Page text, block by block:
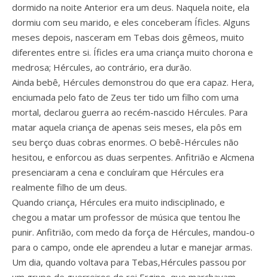
dormido na noite Anterior era um deus. Naquela noite, ela
dormiu com seu marido, e eles conceberam Íficles. Alguns
meses depois, nasceram em Tebas dois gêmeos, muito
diferentes entre si. Íficles era uma criança muito chorona e
medrosa; Hércules, ao contrário, era durão.
Ainda bebê, Hércules demonstrou do que era capaz. Hera,
enciumada pelo fato de Zeus ter tido um filho com uma
mortal, declarou guerra ao recém-nascido Hércules. Para
matar aquela criança de apenas seis meses, ela pôs em
seu berço duas cobras enormes. O bebê-Hércules não
hesitou, e enforcou as duas serpentes. Anfitrião e Alcmena
presenciaram a cena e concluíram que Hércules era
realmente filho de um deus.
Quando criança, Hércules era muito indisciplinado, e
chegou a matar um professor de música que tentou lhe
punir. Anfitrião, com medo da força de Hércules, mandou-o
para o campo, onde ele aprendeu a lutar e manejar armas.
Um dia, quando voltava para Tebas,Hércules passou por